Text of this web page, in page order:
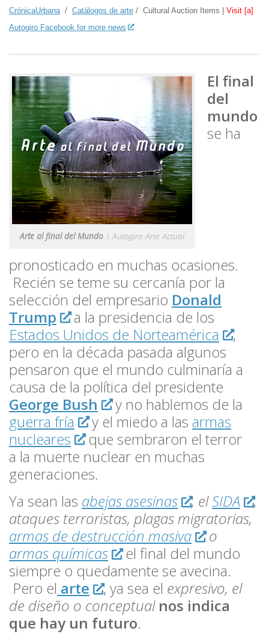
CrónicaUrbana / Catálogos de arte / Cultural Auction Items | Visit [a]
Autogiro Facebook for more news
Arte al final del Mundo | Autogiro Arte Actual
El final
del
mundo
se ha
pronosticado en muchas ocasiones.
Recién se teme su cercanía por la
selección del empresario Donald
Trump
a la presidencia de los
Estados Unidos de Norteamérica
,
pero en la década pasada algunos
pensaron que el mundo culminaría a
causa de la política del presidente
George Bush
y no hablemos de la
guerra fría
y el miedo a las armas
nucleares
que sembraron el terror
a la muerte nuclear en muchas
generaciones.
Ya sean las abejas asesinas , elSIDA
,
ataques terroristas, plagas migratorias,
armas de destrucción masiva
o
armas químicas
el final del mundo
siempre o quedamente se avecina.
Pero el arte , ya sea el expresivo, el
de diseño o conceptual nos indica
que hay un futuro.